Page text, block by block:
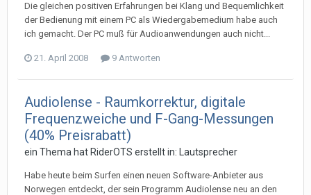
Die gleichen positiven Erfahrungen bei Klang und Bequemlichkeit
der Bedienung mit einem PC als Wiedergabemedium habe auch
ich gemacht. Der PC muß für Audioanwendungen auch nicht...
21. April 2008 9 Antworten
Audiolense - Raumkorrektur, digitale
Frequenzweiche und F-Gang-Messungen
(40% Preisrabatt)
ein Thema hat RiderOTS erstellt in: Lautsprecher
Habe heute beim Surfen einen neuen Software-Anbieter aus
Norwegen entdeckt, der sein Programm Audiolense neu an den